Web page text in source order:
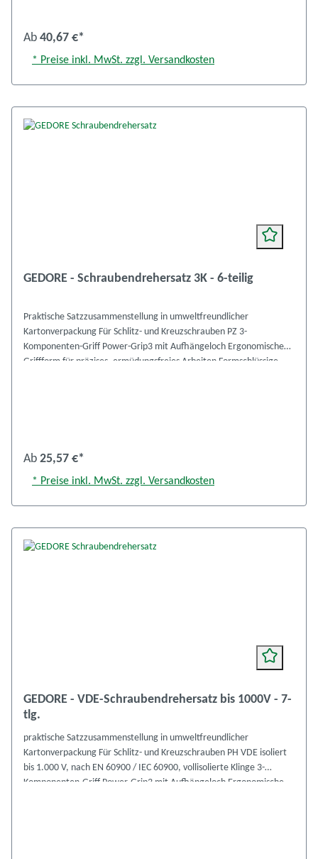
Ab 40,67 €*
* Preise inkl. MwSt. zzgl. Versandkosten
GEDORE - Schraubendrehersatz 3K - 6-teilig
Praktische Satzzusammenstellung in umweltfreundlicher
Kartonverpackung Für Schlitz- und Kreuzschrauben PZ 3-
Komponenten-Griff Power-Grip3 mit Aufhängeloch Ergonomische
Griffform für präzises, ermüdungsfreies Arbeiten Formschlüssige
PZ-06
Ab 25,57 €*
* Preise inkl. MwSt. zzgl. Versandkosten
GEDORE - VDE-Schraubendrehersatz bis 1000V - 7-
tlg.
praktische Satzzusammenstellung in umweltfreundlicher
Kartonverpackung Für Schlitz- und Kreuzschrauben PH VDE isoliert
bis 1.000 V, nach EN 60900 / IEC 60900, vollisolierte Klinge 3-
Komponenten-Griff Power-Grip3 mit Aufhängeloch Ergonomische